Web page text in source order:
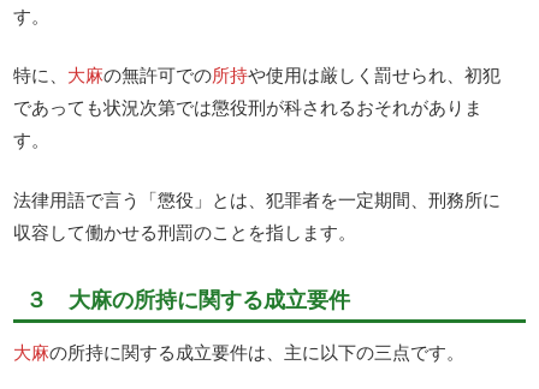
す。
特に、 大麻の無許可での所持や使用は厳しく罰せられ、初犯
であっても状況次第では懲役刑が科されるおそれがありま
す。
法律用語で言う「懲役」とは、犯罪者を一定期間、刑務所に
収容して働かせる刑罰のことを指します。
３ 大麻の所持に関する成立要件
大麻の所持に関する成立要件は、主に以下の三点です。